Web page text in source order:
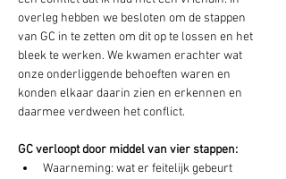
overleg hebben we besloten om de stappen
van GC in te zetten om dit op te lossen en het
bleek te werken. We kwamen erachter wat
onze onderliggende behoeften waren en
konden elkaar daarin zien en erkennen en
daarmee verdween het conflict.
GC verloopt door middel van vier stappen:
Waarneming: wat er feitelijk gebeurt